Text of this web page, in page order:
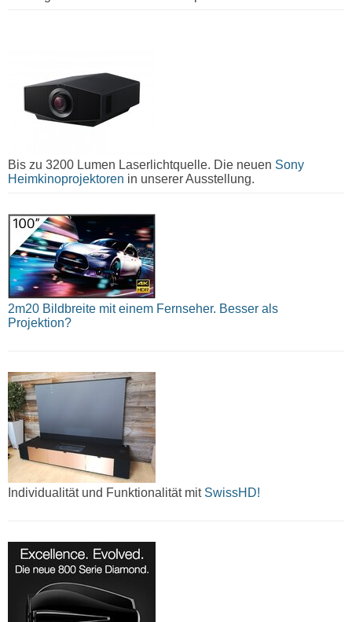
Bis zu 3200 Lumen Laserlichtquelle. Die neuen Sony
Heimkinoprojektoren in unserer Ausstellung.
2m20 Bildbreite mit einem Fernseher. Besser als
Projektion?
Individualität und Funktionalität mitSwissHD!